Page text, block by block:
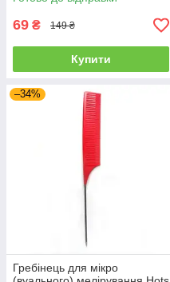
69 ₴ 149 ₴
Купити
–34%
Гребінець для мікро